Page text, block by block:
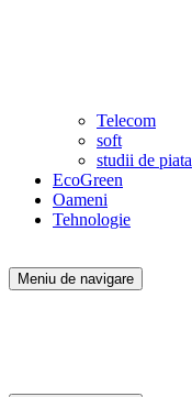
Telecom
soft
studii de piata
EcoGreen
Oameni
Tehnologie
Meniu de navigare